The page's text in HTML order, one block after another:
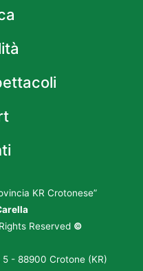
KR Crotonese”
Reserved ©
5 - 88900 Crotone (KR)